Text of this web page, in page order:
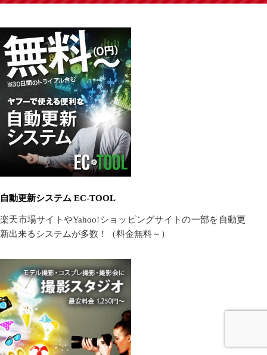
自動更新システム EC-TOOL
楽天市場サイトやYahoo!ショッピングサイトの一部を自動更
新出来るシステムが多数！（料金無料～）